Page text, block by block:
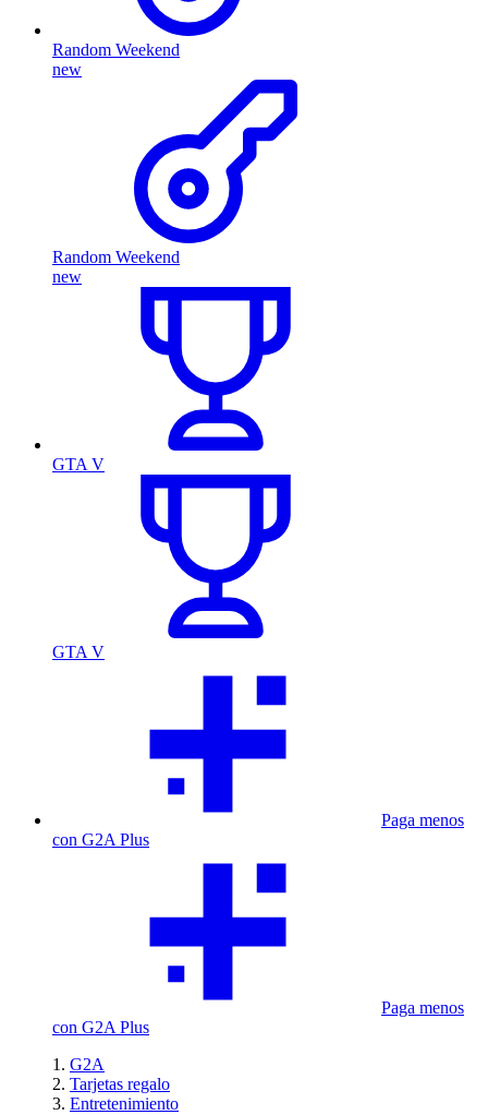
Random Weekend
new
Random Weekend
new
GTA V
GTA V
Paga menos
con G2A Plus
Paga menos
con G2A Plus
G2A
Tarjetas regalo
Entretenimiento